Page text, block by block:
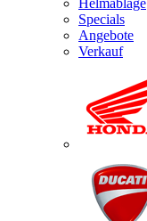
Specials
Angebote
Verkauf